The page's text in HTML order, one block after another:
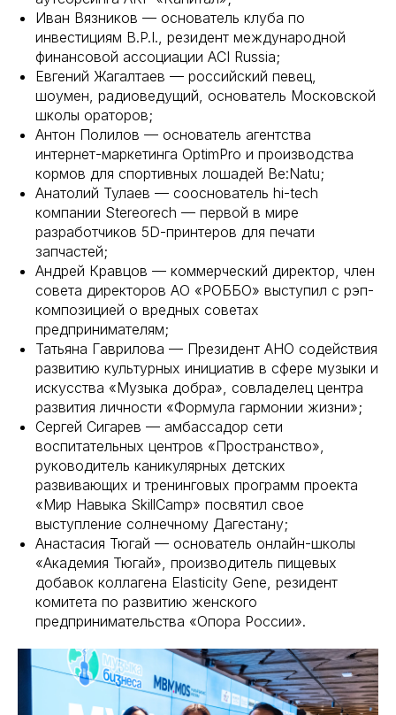
Иван Вязников — основатель клуба по
инвестициям B.P.I., резидент международной
финансовой ассоциации ACI Russia;
Евгений Жагалтаев — российский певец,
шоумен, радиоведущий, основатель Московской
школы ораторов;
Антон Полилов — основатель агентства
интернет-маркетинга OptimPro и производства
кормов для спортивных лошадей Be:Natu;
Анатолий Тулаев — сооснователь hi-tech
компании Stereorech — первой в мире
разработчиков 5D-принтеров для печати
запчастей;
Андрей Кравцов — коммерческий директор, член
совета директоров АО «РОББО» выступил с рэп-
композицией о вредных советах
предпринимателям;
Татьяна Гаврилова — Президент АНО содействия
развитию культурных инициатив в сфере музыки и
искусства «Музыка добра», совладелец центра
развития личности «Формула гармонии жизни»;
Сергей Сигарев — амбассадор сети
воспитательных центров «Пространство»,
руководитель каникулярных детских
развивающих и тренинговых программ проекта
«Мир Навыка SkillCamp» посвятил свое
выступление солнечному Дагестану;
Анастасия Тюгай — основатель онлайн-школы
«Академия Тюгай», производитель пищевых
добавок коллагена Elasticity Gene, резидент
комитета по развитию женского
предпринимательства «Опора России».